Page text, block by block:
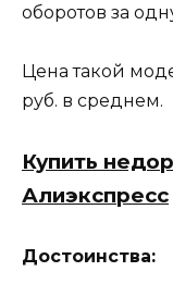
оборотов за
Цена такой
руб. в среднем.
Купить
Алиэкспресс
Достоинства: